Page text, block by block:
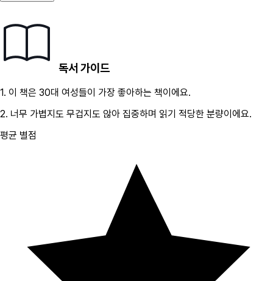
독서 가이드
1. 이 책은 30대 여성들이 가장 좋아하는 책이에요.
2. 너무 가볍지도 무겁지도 않아 집중하며 읽기 적당한 분량이에요.
평균 별점